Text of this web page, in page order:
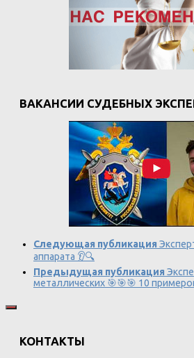
ВАКАНСИИ СУДЕБНЫХ
Следующая публикация
аппарата 👂🔍
Предыдущая публикация
металлических 🎯🎯🎯 10
КОНТАКТЫ